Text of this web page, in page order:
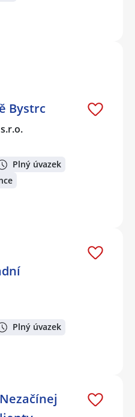
Bystrc
Plný úvazek
Plný úvazek